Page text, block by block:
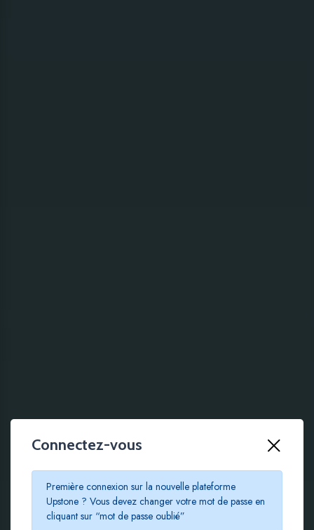
Connectez-vous
Première connexion sur la nouvelle plateforme
Upstone ? Vous devez changer votre mot de passe en
cliquant sur “mot de passe oublié”
100 % EN LIGNE
Le crowdfunding